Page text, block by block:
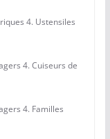
4. Ustensiles
4. Cuiseurs de
4. Familles